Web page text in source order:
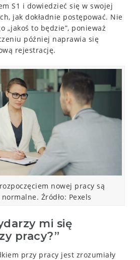
S1 i dowiedzieć się w swojej
jak dokładnie postępować. Nie
„jakoś to będzie”, ponieważ
później naprawia się
rejestrację.
nowej pracy są
normalne. Źródło: Pexels
mi się
pracy?”
przy pracy jest zrozumiały